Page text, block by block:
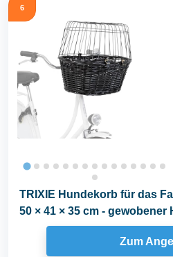
6
TRIXIE Hundekorb für das
50 × 41 × 35 cm -
Zum